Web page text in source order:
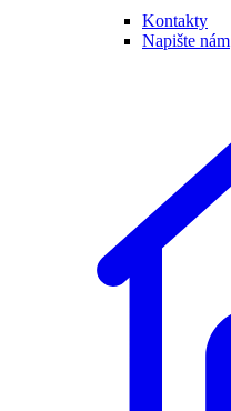
Kontakty
Napište nám